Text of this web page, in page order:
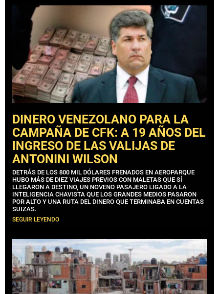
DINERO VENEZOLANO PARA LA
CAMPAÑA DE CFK: A 19 AÑOS DEL
INGRESO DE LAS VALIJAS DE
ANTONINI WILSON
DETRÁS DE LOS 800 MIL DÓLARES FRENADOS EN AEROPARQUE
HUBO MÁS DE DIEZ VIAJES PREVIOS CON MALETAS QUE SÍ
LLEGARON A DESTINO, UN NOVENO PASAJERO LIGADO A LA
INTELIGENCIA CHAVISTA QUE LOS GRANDES MEDIOS PASARON
POR ALTO Y UNA RUTA DEL DINERO QUE TERMINABA EN CUENTAS
SUIZAS.
SEGUIR LEYENDO